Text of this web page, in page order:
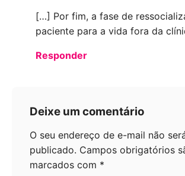
[…] Por fim, a fase de
paciente para a vida fora da
Responder
Deixe um comentário
O seu endereço de e-mail não
publicado. Campos obrigatórios
marcados com *